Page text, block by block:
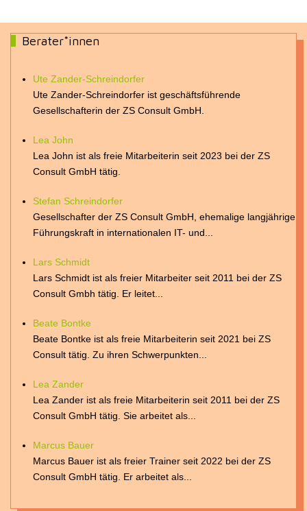
Berater*innen
Ute Zander-Schreindorfer
Ute Zander-Schreindorfer ist geschäftsführende
Gesellschafterin der ZS Consult GmbH.
Lea John
Lea John ist als freie Mitarbeiterin seit 2023 bei der ZS
Consult GmbH tätig.
Stefan Schreindorfer
Gesellschafter der ZS Consult GmbH, ehemalige langjährige
Führungskraft in internationalen IT- und...
Lars Schmidt
Lars Schmidt ist als freier Mitarbeiter seit 2011 bei der ZS
Consult Gmbh tätig. Er leitet...
Beate Bontke
Beate Bontke ist als freie Mitarbeiterin seit 2021 bei ZS
Consult tätig. Zu ihren Schwerpunkten...
Lea Zander
Lea Zander ist als freie Mitarbeiterin seit 2011 bei der ZS
Consult GmbH tätig. Sie arbeitet als...
Marcus Bauer
Marcus Bauer ist als freier Trainer seit 2022 bei der ZS
Consult GmbH tätig. Er arbeitet als...